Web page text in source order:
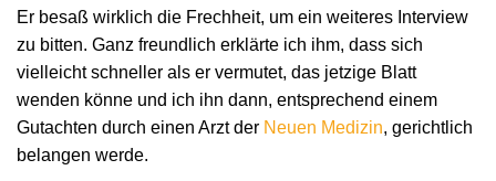
Er besaß wirklich die Frechheit, um ein weiteres Interview
zu bitten. Ganz freundlich erklärte ich ihm, dass sich
vielleicht schneller als er vermutet, das jetzige Blatt
wenden könne und ich ihn dann, entsprechend einem
Gutachten durch einen Arzt der Neuen Medizin, gerichtlich
belangen werde.